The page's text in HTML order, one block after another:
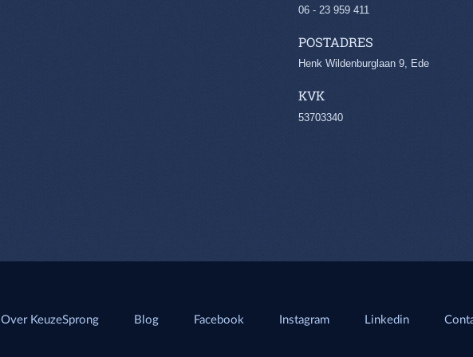
Over KeuzeSprong Blog Facebook Instagram Linkedin
06 - 23 959 411
POSTADRES
Henk Wildenburglaan 9, Ede
KVK
53703340